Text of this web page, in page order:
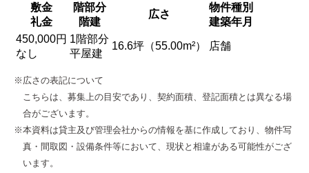
敷金
礼金
階部分
階建
広さ
物件種別
建築年月
450,000円
なし
1階部分
平屋建
16.6坪（55.00m²） 店舗
※広さの表記について
こちらは、募集上の目安であり、契約面積、登記面積とは異なる場
合がございます。
※本資料は貸主及び管理会社からの情報を基に作成しており、物件写
真・間取図・設備条件等において、現状と相違がある可能性がござ
います。